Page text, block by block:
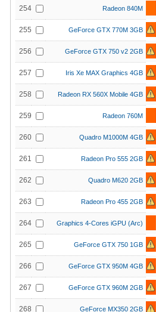
254 Radeon 840M
255 GeForce GTX 770M 3GB
256 GeForce GTX 750 v2 2GB
257 Iris Xe MAX Graphics 4GB
258 Radeon RX 560X Mobile 4GB
259 Radeon 760M
260 Quadro M1000M 4GB
261 Radeon Pro 555 2GB
262 Quadro M620 2GB
263 Radeon Pro 455 2GB
264 Graphics 4-Cores iGPU (Arc)
265 GeForce GTX 750 1GB
266 GeForce GTX 950M 4GB
267 GeForce GTX 960M 2GB
268 GeForce MX350 2GB